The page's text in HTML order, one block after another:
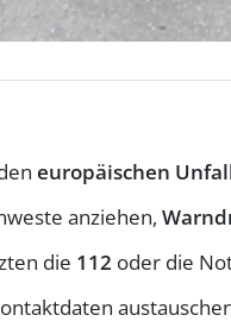
europäischen
anziehen,
die 112 oder die